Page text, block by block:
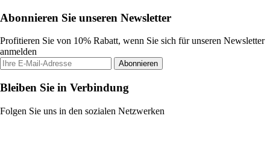
Abonnieren Sie unseren Newsletter
Profitieren Sie von 10% Rabatt, wenn Sie sich für unseren Newsletter
anmelden
Abonnieren
Bleiben Sie in Verbindung
Folgen Sie uns in den sozialen Netzwerken